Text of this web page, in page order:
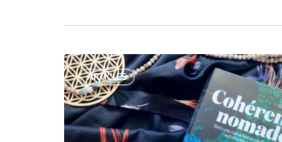
Cohérence
nomadeARTICLES